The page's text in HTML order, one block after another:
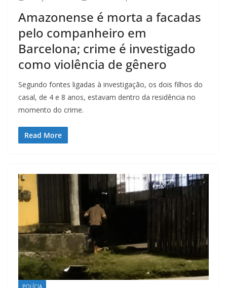
Amazonense é morta a facadas
pelo companheiro em
Barcelona; crime é investigado
como violência de gênero
Segundo fontes ligadas à investigação, os dois filhos do
casal, de 4 e 8 anos, estavam dentro da residência no
momento do crime.
Read More
POLÍCIA